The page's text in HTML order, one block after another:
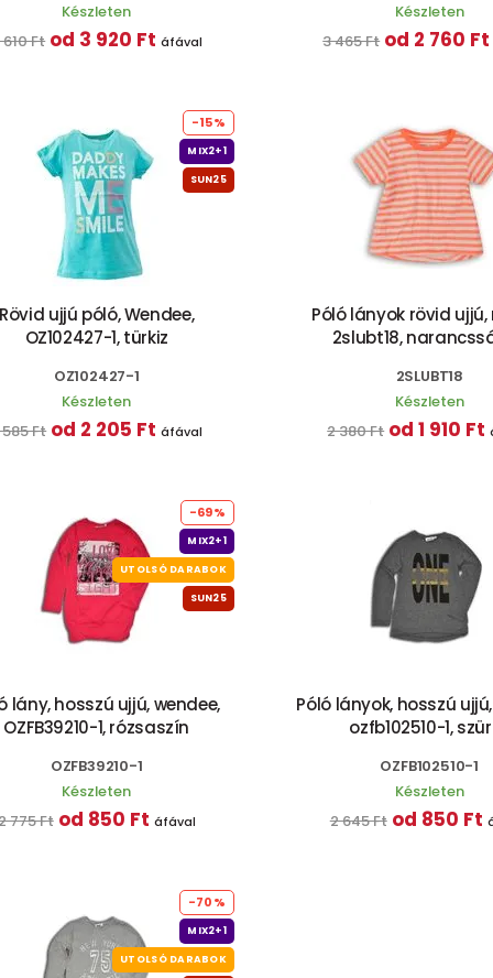
Készleten
Ft od 3 920 Ft áfával
Készleten
3 465 Ft od 2 760 Ft
-15%
MIX2+1
SUN25
Rövid ujjú póló, Wendee,
OZ102427-1, türkiz
OZ102427-1
Készleten
Ft od 2 205 Ft áfával
Póló lányok rövid
2slubt18,
2SLUBT18
Készleten
2 380 Ft od 1 910 Ft
-69%
MIX2+1
UTOLSÓ DARABOK
SUN25
lány, hosszú ujjú, wendee,
OZFB39210-1, rózsaszín
OZFB39210-1
Készleten
775 Ft od 850 Ft áfával
Póló lányok, hosszú
ozfb102510-1,
OZFB102510-1
Készleten
2 645 Ft od 850 Ft
-70%
MIX2+1
UTOLSÓ DARABOK